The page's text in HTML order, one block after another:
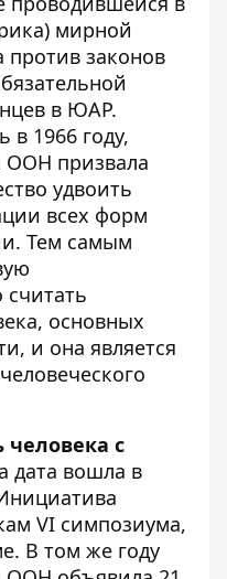
мирной
против законов
в ЮАР.
в 1966 году,
ООН призвала
удвоить
всех форм
Тем самым
основных
и она является
с
дата вошла в
VI симпозиума,
В том же году